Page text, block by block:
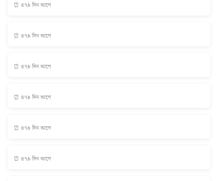
⏰ ৪৭৯ দিন আগে
⏰ ৪৭৯ দিন আগে
⏰ ৪৭৯ দিন আগে
⏰ ৪৭৯ দিন আগে
⏰ ৪৭৯ দিন আগে
⏰ ৪৭৯ দিন আগে